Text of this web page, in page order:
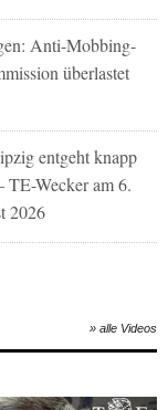
Anti-Mobbing-
überlastet
entgeht knapp
TE-Wecker am 6.
2026
» alle Videos